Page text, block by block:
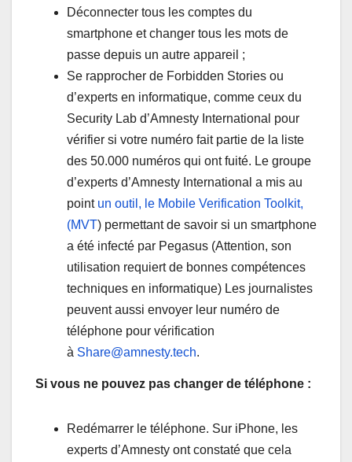
Déconnecter tous les comptes du
smartphone et changer tous les mots de
passe depuis un autre appareil ;
Se rapprocher de Forbidden Stories ou
d’experts en informatique, comme ceux du
Security Lab d’Amnesty International pour
vérifier si votre numéro fait partie de la liste
des 50.000 numéros qui ont fuité. Le groupe
d’experts d’Amnesty International a mis au
point un outil, le Mobile Verification Toolkit,
(MVT) permettant de savoir si un smartphone
a été infecté par Pegasus (Attention, son
utilisation requiert de bonnes compétences
techniques en informatique) Les journalistes
peuvent aussi envoyer leur numéro de
téléphone pour vérification
à Share@amnesty.tech.
Si vous ne pouvez pas changer de téléphone :
Redémarrer le téléphone. Sur iPhone, les
experts d’Amnesty ont constaté que cela